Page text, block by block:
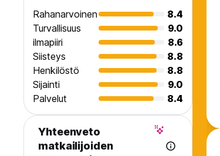
Rahanarvoinen
8.4
Turvallisuus
9.0
ilmapiiri
8.6
Siisteys
8.8
Henkilöstö
8.8
Sijainti
9.0
Palvelut
8.4
Yhteenveto
matkailijoiden